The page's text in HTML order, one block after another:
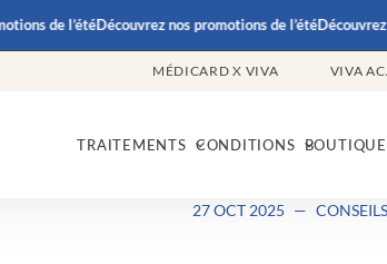
de l’étéDécouvrez nos promotions de l’étéDécouvrez
MÉDICARD X VIVA VIVA
TRAITEMENTS CONDITIONS BOUTIQUE
27 OCT 2025 —